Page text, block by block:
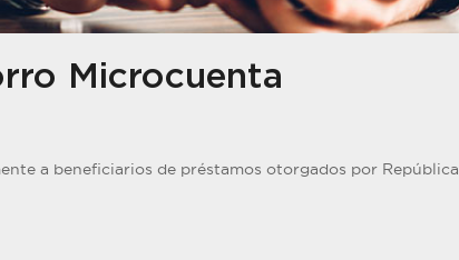
Microcuenta
a beneficiarios de préstamos otorgados por República